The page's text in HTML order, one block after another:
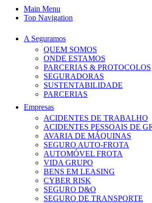
Main Menu
Top Navigation
A Seguramos
QUEM SOMOS
ONDE ESTAMOS
PARCERIAS & PROTOCOLOS
SEGURADORAS
SUSTENTABILIDADE
PARCERIAS
Empresas
ACIDENTES DE TRABALHO
ACIDENTES PESSOAIS DE
AVARIA DE MÁQUINAS
SEGURO AUTO-FROTA
AUTOMÓVEL FROTA
VIDA GRUPO
BENS EM LEASING
CYBER RISK
SEGURO D&O
SEGURO DE TRANSPORTE